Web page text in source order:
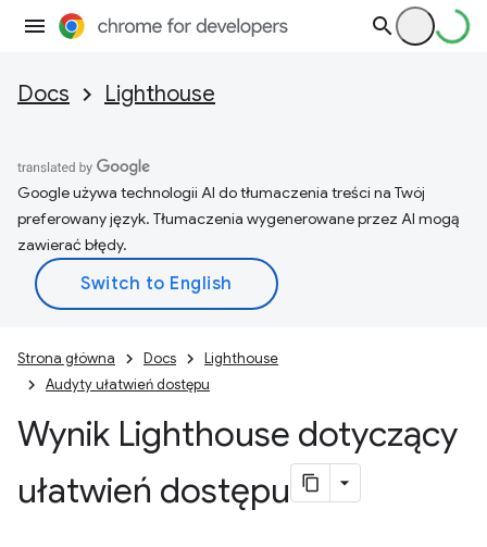
Docs Lighthouse
Google używa technologii AI do tłumaczenia treści na Twój
preferowany język. Tłumaczenia wygenerowane przez AI mogą
zawierać błędy.
Strona główna Docs
Lighthouse
Audyty ułatwień dostępu
Wynik Lighthouse dotyczący
ułatwień dostępu